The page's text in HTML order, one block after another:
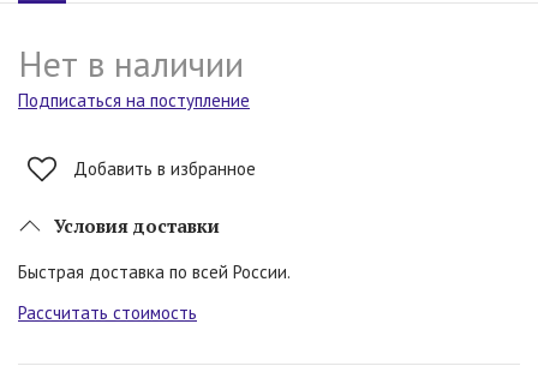
Нет в наличии
Подписаться на поступление
Добавить в избранное
Условия доставки
Быстрая доставка по всей России.
Рассчитать стоимость